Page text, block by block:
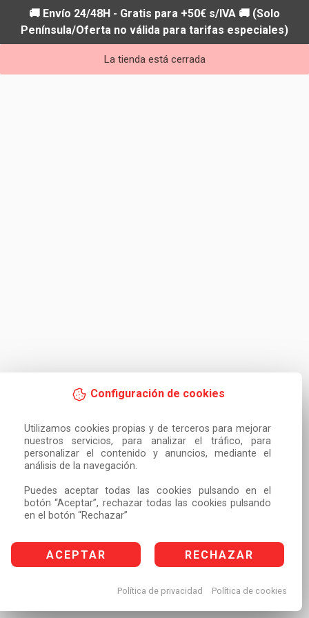
Configuración de cookies
Utilizamos cookies propias y de terceros para mejorar
nuestros servicios, para analizar el tráfico, para
personalizar el contenido y anuncios, mediante el
análisis de la navegación.
Puedes aceptar todas las cookies pulsando en el
botón “Aceptar”, rechazar todas las cookies pulsando
en el botón “Rechazar”
ACEPTAR RECHAZAR
Política de privacidad Política de cookies
🚚 Envío 24/48H - Gratis para +50€ s/IVA 🚚 (Solo
Península/Oferta no válida para tarifas especiales)
La tienda está cerrada